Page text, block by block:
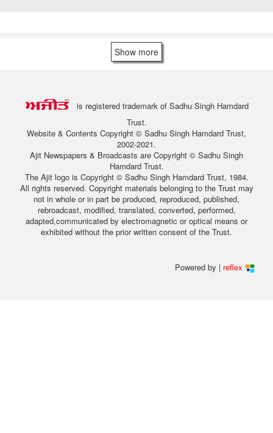
Show more
is registered trademark of Sadhu Singh Hamdard
Trust.
Website & Contents Copyright © Sadhu Singh Hamdard Trust,
2002-2021.
Ajit Newspapers & Broadcasts are Copyright © Sadhu Singh
Hamdard Trust.
The Ajit logo is Copyright © Sadhu Singh Hamdard Trust, 1984.
All rights reserved. Copyright materials belonging to the Trust may
not in whole or in part be produced, reproduced, published,
rebroadcast, modified, translated, converted, performed,
adapted,communicated by electromagnetic or optical means or
exhibited without the prior written consent of the Trust.
Powered by | reflex